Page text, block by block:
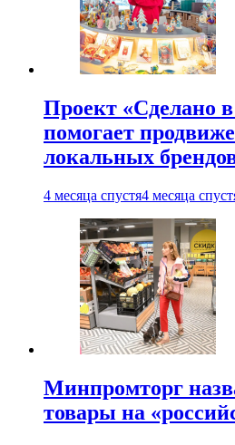
Проект «Сделано
помогает
локальных
4 месяца спустя4 месяца
Минпромторг
товары на